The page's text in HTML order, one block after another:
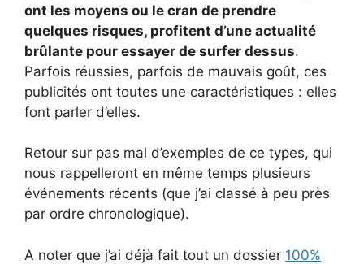
ont les moyens ou le cran de prendre
quelques risques, profitent d’une actualité
brûlante pour essayer de surfer dessus.
Parfois réussies, parfois de mauvais goût, ces
publicités ont toutes une caractéristiques : elles
font parler d’elles.
Retour sur pas mal d’exemples de ce types, qui
nous rappelleront en même temps plusieurs
événements récents (que j’ai classé à peu près
par ordre chronologique).
A noter que j’ai déjà fait tout un dossier 100%